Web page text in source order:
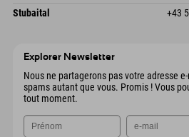
Autriche
Dorfstraße 24
9546 Bad Kleinkirchheim
Stubaital +43
Explorer Newsletter
Nous ne partagerons pas votre adresse
spams autant que vous. Promis ! Vous
tout moment.